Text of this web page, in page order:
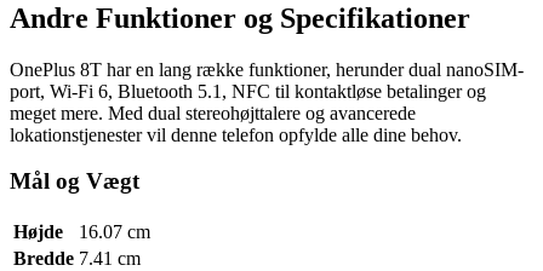
Andre Funktioner og Specifikationer
OnePlus 8T har en lang række funktioner, herunder dual nanoSIM-
port, Wi-Fi 6, Bluetooth 5.1, NFC til kontaktløse betalinger og
meget mere. Med dual stereohøjttalere og avancerede
lokationstjenester vil denne telefon opfylde alle dine behov.
Mål og Vægt
Højde
16.07 cm
Bredde 7.41 cm